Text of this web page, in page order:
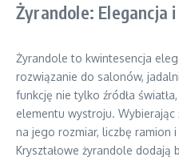
Żyrandole: Elegancja
Żyrandole to kwintesencja
rozwiązanie do salonów,
funkcję nie tylko źródła
elementu wystroju.
na jego rozmiar, liczbę ramion
Kryształowe żyrandole dodają